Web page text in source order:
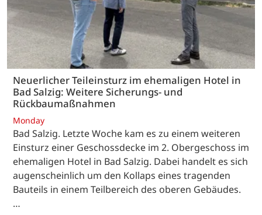
Neuerlicher Teileinsturz im ehemaligen Hotel in
Bad Salzig: Weitere Sicherungs- und
Rückbaumaßnahmen
Monday
Bad Salzig. Letzte Woche kam es zu einem weiteren
Einsturz einer Geschossdecke im 2. Obergeschoss im
ehemaligen Hotel in Bad Salzig. Dabei handelt es sich
augenscheinlich um den Kollaps eines tragenden
Bauteils in einem Teilbereich des oberen Gebäudes.
…